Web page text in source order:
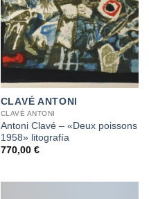
CLAVÉ ANTONI
CLAVÉ ANTONI
Antoni Clavé – «Deux poissons
1958» litografía
770,00 €